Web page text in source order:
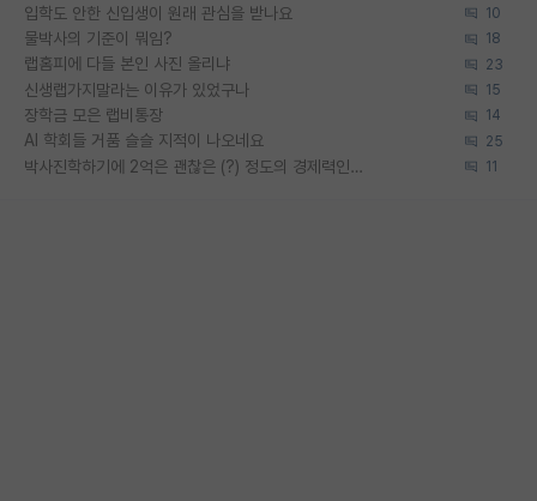
입학도 안한 신입생이 원래 관심을 받나요 10
물박사의 기준이 뭐임? 18
랩홈피에 다들 본인 사진 올리냐 23
신생랩가지말라는 이유가 있었구나 15
장학금 모은 랩비통장 14
AI 학회들 거품 슬슬 지적이 나오네요 25
박사진학하기에 2억은 괜찮은 (?) 정도의 경제력인가요 11